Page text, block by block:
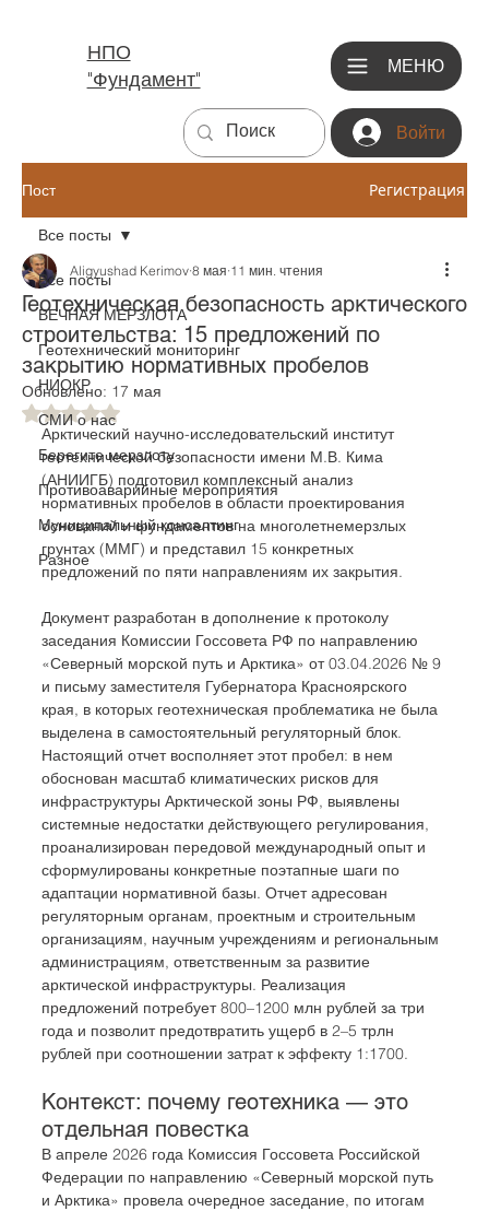
МЕНЮ
Войти
НПО
"Фундамент"
Пост Регистрация
Все посты
ВЕЧНАЯ МЕРЗЛОТА
Геотехнический мониторинг
НИОКР
СМИ о нас
Берегите мерзлоту
Противоаварийные мероприятия
Муниципальный консалтинг
Разное
Все посты
Геотехническая безопасность арктического
строительства: 15 предложений по
закрытию нормативных пробелов
Aligyushad Kerimov 8 мая 11 мин. чтения
Обновлено: 17 мая
Оценка: не число из 5 звезд.
Арктический научно-исследовательский институт
геотехнической безопасности имени М.В. Кима
(АНИИГБ) подготовил комплексный анализ
нормативных пробелов в области проектирования
оснований и фундаментов на многолетнемерзлых
грунтах (ММГ) и представил 15 конкретных
предложений по пяти направлениям их закрытия.
Документ разработан в дополнение к протоколу
заседания Комиссии Госсовета РФ по направлению
«Северный морской путь и Арктика» от 03.04.2026 № 9
и письму заместителя Губернатора Красноярского
края, в которых геотехническая проблематика не была
выделена в самостоятельный регуляторный блок.
Настоящий отчет восполняет этот пробел: в нем
обоснован масштаб климатических рисков для
инфраструктуры Арктической зоны РФ, выявлены
системные недостатки действующего регулирования,
проанализирован передовой международный опыт и
сформулированы конкретные поэтапные шаги по
адаптации нормативной базы. Отчет адресован
регуляторным органам, проектным и строительным
организациям, научным учреждениям и региональным
администрациям, ответственным за развитие
арктической инфраструктуры. Реализация
предложений потребует 800–1200 млн рублей за три
года и позволит предотвратить ущерб в 2–5 трлн
рублей при соотношении затрат к эффекту 1:1700.
Контекст: почему геотехника — это
отдельная повестка
В апреле 2026 года Комиссия Госсовета Российской
Федерации по направлению «Северный морской путь
и Арктика» провела очередное заседание, по итогам